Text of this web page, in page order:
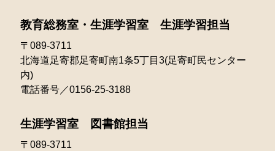
2025年01月
2024年01月
2023年03月
2023年02月
2023年01月
2022年05月
2022年04月
2022年01月
2021年06月
2021年05月
2020年04月
教育総務室・生涯学習室 生涯学習担当
〒089-3711
北海道足寄郡足寄町南1条5丁目3(足寄町民センター
内)
電話番号／0156-25-3188
生涯学習室 図書館担当
〒089-3711